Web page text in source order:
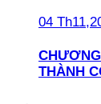
04
THÀNH